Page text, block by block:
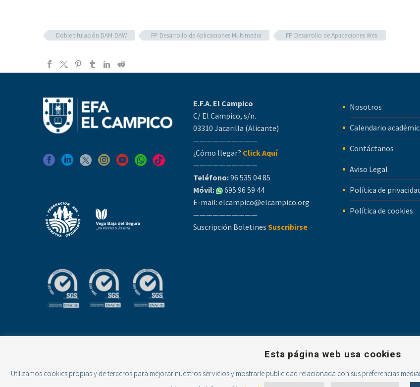
Doble titulación DAM-DAW FP Desarrollo de Aplicaciones Multimedia FP Desarrollo de Aplicaciones Web
E.F.A. El Campico
C/ El Campico, s/n.
03310 Jacarilla (Alicante)
——————————
¿Cómo llegar? Click Aquí
——————————
Teléfono:96 535 04 85
Móvil:
695 96 59 44
E-mail: elcampico@elcampico.org
——————————
Suscripción Boletines Suscribirse
Nosotros
Calendario
Contáctanos
Aviso Legal
Política de
Política de cookies
2026 © E.F.A. EL CAMPICO
Esta página web usa cookies
Utilizamos cookies propias y de terceros para mejorar nuestros servicios y mostrarle publicidad relacionada con sus preferencias